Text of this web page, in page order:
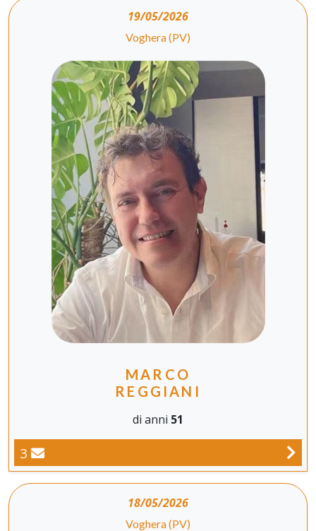
19/05/2026
Voghera (PV)
MARCO
REGGIANI
di anni 51
3
18/05/2026
Voghera (PV)